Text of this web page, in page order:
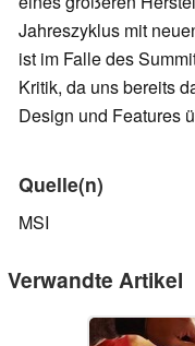
Jahreszyklus mit
ist im Falle des
Kritik, da uns bereits
Design und Features
Quelle(n)
MSI
Verwandte Artikel